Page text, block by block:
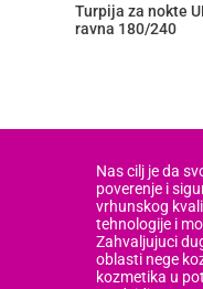
Turpija za nokte
ravna 180/240
Nas cilj je da
poverenje i
vrhunskog
tehnologije i
Zahvaljujuci
oblasti nege
kozmetika u